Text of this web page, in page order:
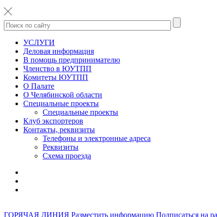
УСЛУГИ
Деловая информация
В помощь предпринимателю
Членство в ЮУТПП
Комитеты ЮУТПП
О Палате
О Челябинской области
Специальные проекты
Специальные проекты
Клуб экспортеров
Контакты, реквизиты
Телефоны и электронные адреса
Реквизиты
Схема проезда
ГОРЯЧАЯ ЛИНИЯ Разместить информацию Подписаться на